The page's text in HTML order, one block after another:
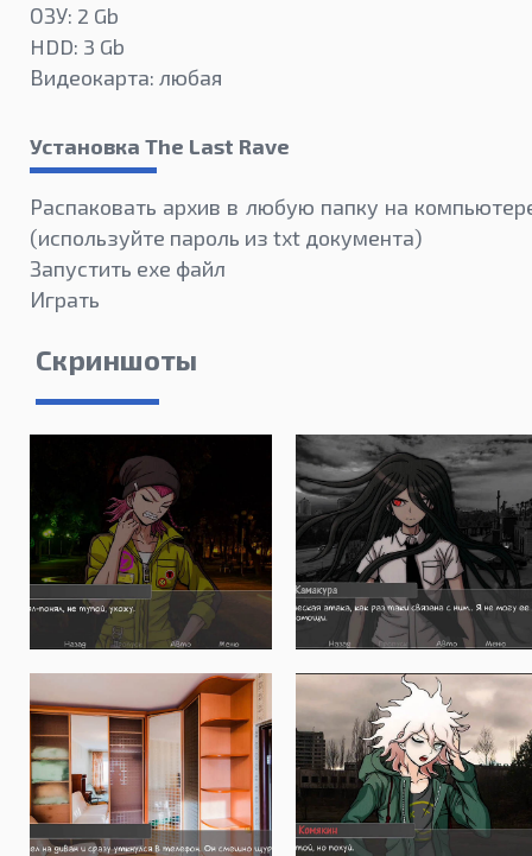
ОЗУ: 2 Gb
HDD: 3 Gb
Видеокарта: любая
Установка The Last Rave
Распаковать архив в любую папку на
(используйте пароль из txt документа)
Запустить exe файл
Играть
Скриншоты